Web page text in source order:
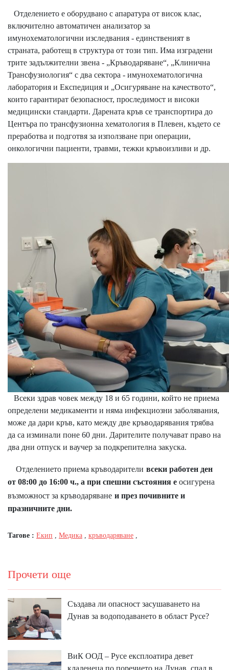
Отделението е оборудвано с апаратура от висок клас,
включително автоматичен анализатор за
имунохематологични изследвания - единственият в
страната, работещ в структура от този тип. Има изградени
трите задължителни звена - „Кръводаряване“, „Клинична
Трансфузиология“ с два сектора - имунохематологична
лаборатория и Експедиция и „Осигуряване на качеството“,
които гарантират безопасност, проследимост и високи
медицински стандарти. Дарената кръв се транспортира до
Центъра по трансфузионна хематология в Плевен, където се
преработва и подготвя за използване при операции,
онкологични пациенти, травми, тежки кръвоизливи и др.
Всеки здрав човек между 18 и 65 години, който не приема
определени медикаменти и няма инфекциозни заболявания,
може да дари кръв, като между две кръводарявания трябва
да са изминали поне 60 дни. Дарителите получават право на
два дни отпуск и ваучер за подкрепителна закуска.
Отделението приема кръводарители всеки работен ден
от 08:00 до 16:00 ч., а при спешни състояния е осигурена
възможност за кръводаряване и през почивните и
празничните дни.
Тагове : Екип Медика кръводаряване
Прочети още
Създава ли опасност засушаването на
Дунав за водоподаването в област Русе?
ВиК ООД – Русе експлоатира девет
кладенеца по поречието на Дунав, спад в